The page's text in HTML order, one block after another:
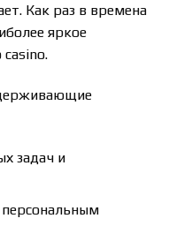
Как раз в времена
яркое
задач и